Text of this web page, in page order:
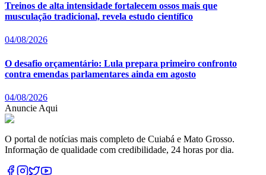
Treinos de alta intensidade fortalecem ossos mais que
musculação tradicional, revela estudo científico
04/08/2026
O desafio orçamentário: Lula prepara primeiro confronto
contra emendas parlamentares ainda em agosto
04/08/2026
Anuncie Aqui
O portal de notícias mais completo de Cuiabá e Mato Grosso.
Informação de qualidade com credibilidade, 24 horas por dia.